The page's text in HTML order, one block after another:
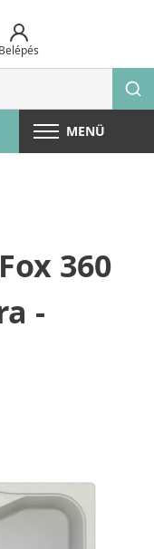
Belépés
MENÜ
360
-